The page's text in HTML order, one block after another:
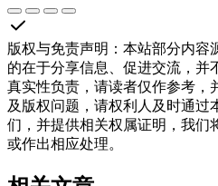
版权与免责声明 ： 本站部分内容
的在于分享信息、促进交流，并
真实性负责，请读者仅作参考，
及版权问题，请权利人及时通过
们，并提供相关权属证明，我们
或作出相应处理。